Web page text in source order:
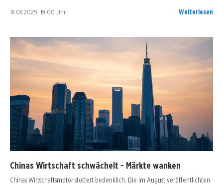
18.08.2025, 19:00 Uhr Weiterlesen
Chinas Wirtschaft schwächelt - Märkte wanken
Chinas Wirtschaftsmotor stottert bedenklich. Die im August veröffentlichten